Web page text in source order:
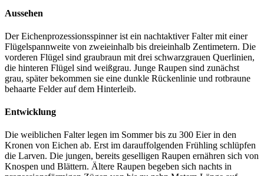
Aussehen
Der Eichenprozessionsspinner ist ein nachtaktiver Falter mit einer
Flügelspannweite von zweieinhalb bis dreieinhalb Zentimetern. Die
vorderen Flügel sind graubraun mit drei schwarzgrauen Querlinien,
die hinteren Flügel sind weißgrau. Junge Raupen sind zunächst
grau, später bekommen sie eine dunkle Rückenlinie und rotbraune
behaarte Felder auf dem Hinterleib.
Entwicklung
Die weiblichen Falter legen im Sommer bis zu 300 Eier in den
Kronen von Eichen ab. Erst im darauffolgenden Frühling schlüpfen
die Larven. Die jungen, bereits geselligen Raupen ernähren sich von
Knospen und Blättern. Ältere Raupen begeben sich nachts in